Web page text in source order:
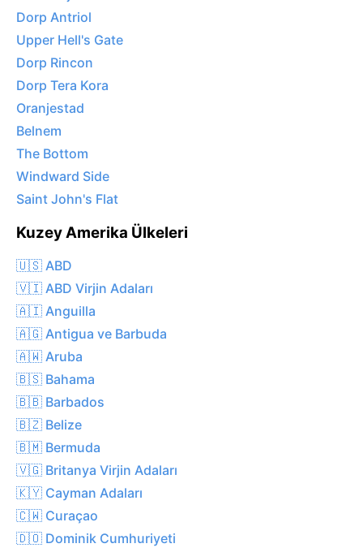
Dorp Antriol
Upper Hell's Gate
Dorp Rincon
Dorp Tera Kora
Oranjestad
Belnem
The Bottom
Windward Side
Saint John's Flat
Kuzey Amerika Ülkeleri
🇺🇸 ABD
🇻🇮 ABD Virjin Adaları
🇦🇮 Anguilla
🇦🇬 Antigua ve Barbuda
🇦🇼 Aruba
🇧🇸 Bahama
🇧🇧 Barbados
🇧🇿 Belize
🇧🇲 Bermuda
🇻🇬 Britanya Virjin Adaları
🇰🇾 Cayman Adaları
🇨🇼 Curaçao
🇩🇴 Dominik Cumhuriyeti